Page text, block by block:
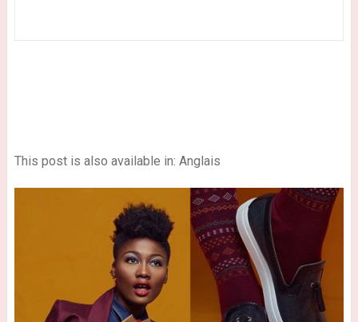
This post is also available in: Anglais